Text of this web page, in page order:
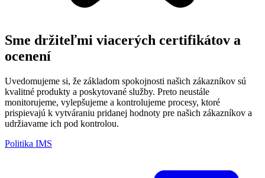
Sme držiteľmi viacerých certifikátov a
ocenení
Uvedomujeme si, že základom spokojnosti našich zákazníkov sú
kvalitné produkty a poskytované služby. Preto neustále
monitorujeme, vylepšujeme a kontrolujeme procesy, ktoré
prispievajú k vytváraniu pridanej hodnoty pre našich zákazníkov a
udržiavame ich pod kontrolou.
Politika IMS